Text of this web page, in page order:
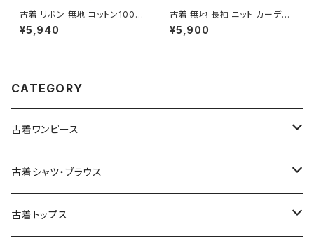
古着 リボン 無地 コットン100％
ロング丈 スカート ベージュ (ba
2607019)
¥5,940
古着 無地 長袖 ニット カーディ
ガン 白 (ttu2508107)
¥5,900
CATEGORY
古着ワンピース
古着長袖ワンピース
古着半袖ワンピース
古着シャツ・ブラウス
古着長袖シャツ・ブラウス
古着トップス